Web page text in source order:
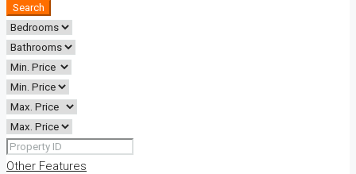
Search
Other Features